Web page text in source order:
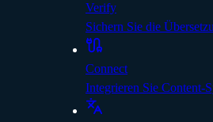
Verify
Sichern Sie die
Connect
Integrieren Sie Content-